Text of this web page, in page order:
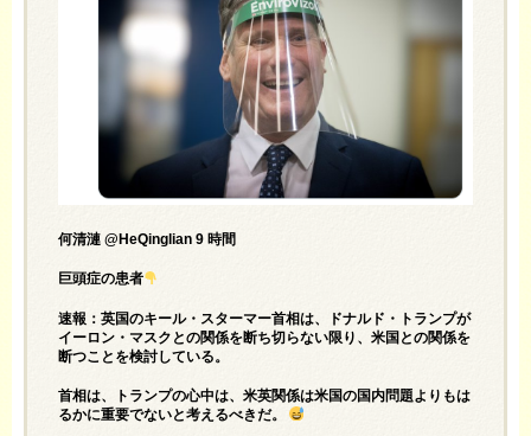
何清漣 @HeQinglian 9 時間
巨頭症の患者
速報：英国のキール・スターマー首相は、ドナルド・トランプが
イーロン・マスクとの関係を断ち切らない限り、米国との関係を
断つことを検討している。
首相は、トランプの心中は、米英関係は米国の国内問題よりもは
るかに重要でないと考えるべきだ。